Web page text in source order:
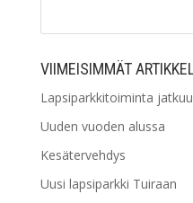
VIIMEISIMMÄT
Lapsiparkkitoiminta
Uuden vuoden alussa
Kesätervehdys
Uusi lapsiparkki Tuiraan